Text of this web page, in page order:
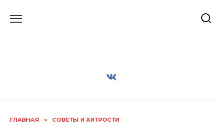
ГЛАВНАЯ » СОВЕТЫ И ХИТРОСТИ